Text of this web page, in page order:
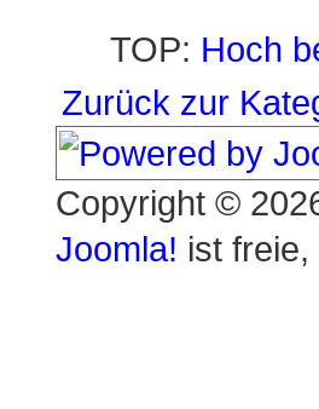
TOP: Hoch
Zurück zur
Copyright ©
Joomla! ist